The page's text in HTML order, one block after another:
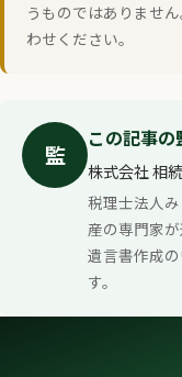
うものではありませ
わせください。
監
この記事の
株式会社 相
税理士法人
産の専門家
遺言書作成
す。